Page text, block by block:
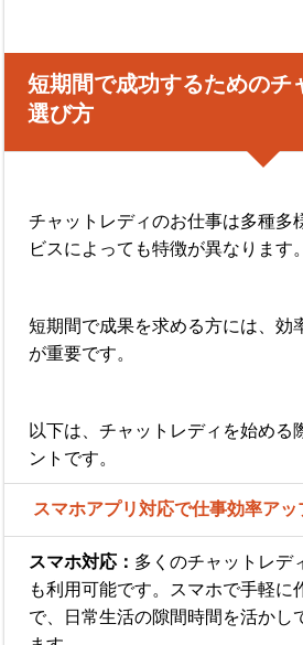
短期間で成功するためのチ
選び方
チャットレディのお仕事は多種多
ビスによっても特徴が異なります。
短期間で成果を求める方には、効
が重要です。
以下は、チャットレディを始める
ントです。
スマホアプリ対応で仕事効率アッ
スマホ対応： 多くのチャットレデ
も利用可能です。スマホで手軽に
で、日常生活の隙間時間を活かし